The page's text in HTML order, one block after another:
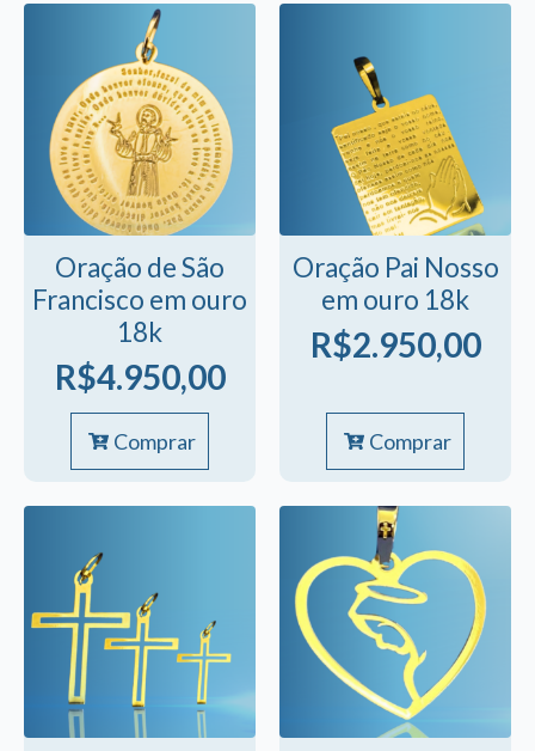
Oração de São
Francisco em ouro
18k
R$4.950,00
Comprar
Oração Pai Nosso
em ouro 18k
R$2.950,00
Comprar